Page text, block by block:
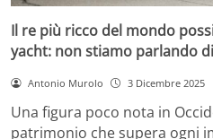
Il re più ricco del mondo
yacht: non stiamo parlando
Antonio Murolo 3 Dicembre 2025
Una figura poco nota in
patrimonio che supera ogni